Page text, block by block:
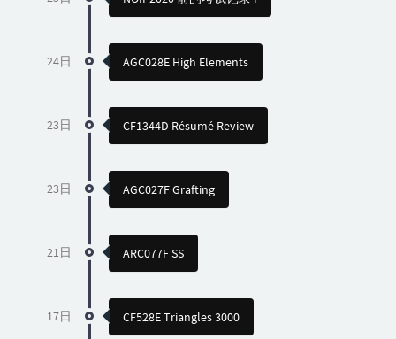
24日 AGC028E High Elements
23日 CF1344D Résumé Review
23日 AGC027F Grafting
21日 ARC077F SS
17日 CF528E Triangles 3000